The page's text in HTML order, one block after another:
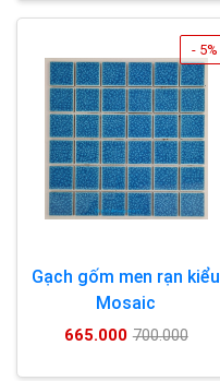
- 5%
Gạch gốm men rạn kiểu
Mosaic
665.000 700.000